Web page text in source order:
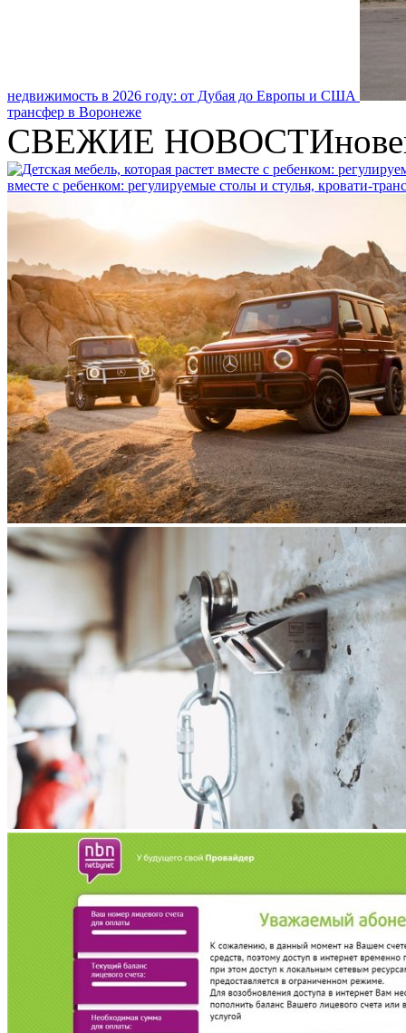
недвижимость в 2026 году: от Дубая до Европы и США
трансфер в Воронеже
СВЕЖИЕ НОВОСТИ
вместе с ребенком: регулируемые столы и стулья, кровати-